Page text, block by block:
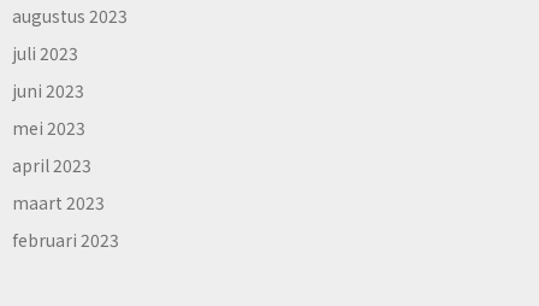
augustus 2023
juli 2023
juni 2023
mei 2023
april 2023
maart 2023
februari 2023